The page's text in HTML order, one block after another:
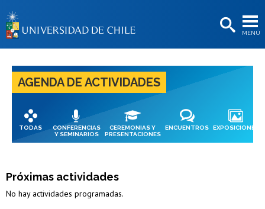
MENÚ
BIBLIOTECAS
Postulantes
Estudiantes
Académicas/os
Egresadas/os
AGENDA DE ACTIVIDADES
TODAS
CONFERENCIAS
Y SEMINARIOS
CEREMONIAS Y
PRESENTACIONES
ENCUENTROS EXPOSICIONES
Próximas actividades
No hay actividades programadas.